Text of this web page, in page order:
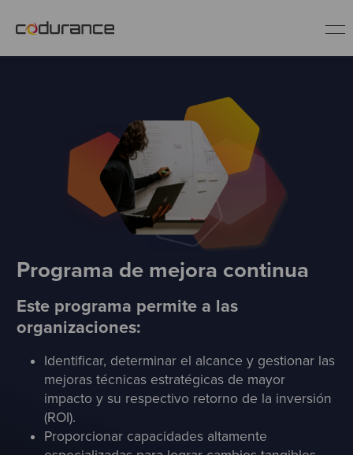
Servicios
Buenas prácticas
Sobre nosotros
Únete al equipo
Test
Programa de mejora continua
Este programa permite a las
organizaciones:
Identificar, determinar el alcance y gestionar las
mejoras técnicas estratégicas de mayor
impacto y su respectivo retorno de la inversión
(ROI).
Proporcionar capacidades altamente